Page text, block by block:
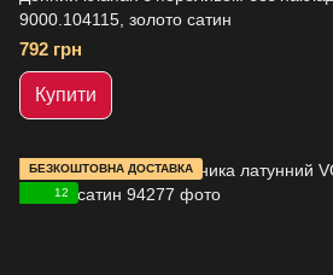
9000.104115, золото сатин
792 грн
Купити
БЕЗКОШТОВНА ДОСТАВКА
12